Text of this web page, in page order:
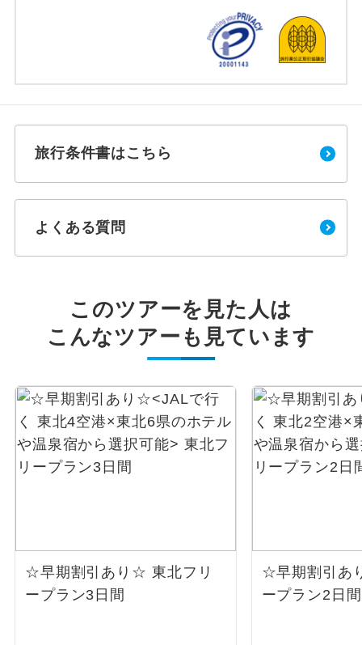
旅行条件書はこちら
よくある質問
このツアーを見た人は
こんなツアーも見ています
☆早期割引あり☆ 東北フリ
ープラン3日間
☆早期割引あ
ープラン2日間